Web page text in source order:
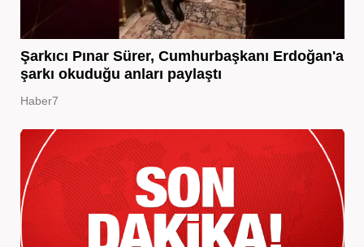
Şarkıcı Pınar Sürer, Cumhurbaşkanı Erdoğan'a
şarkı okuduğu anları paylaştı
Haber7